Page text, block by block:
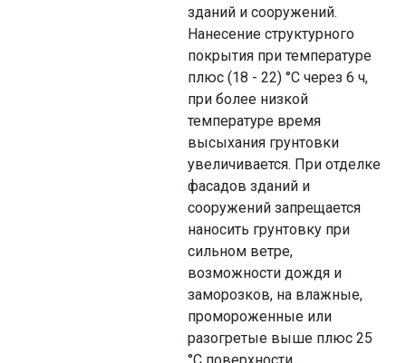
зданий и сооружений.
Нанесение структурного
покрытия при температуре
плюс (18 - 22) °С через 6 ч,
при более низкой
температуре время
высыхания грунтовки
увеличивается. При отделке
фасадов зданий и
сооружений запрещается
наносить грунтовку при
сильном ветре,
возможности дождя и
заморозков, на влажные,
промороженные или
разогретые выше плюс 25